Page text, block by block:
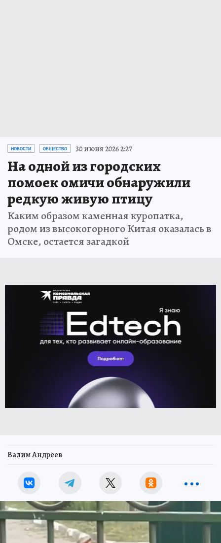
НОВОСТИ ОБЩЕСТВО 30 июня 2026 2:27
На одной из городских
помоек омичи обнаружили
редкую живую птицу
Каким образом каменная куропатка,
родом из высокогорного Китая оказалась в
Омске, остается загадкой
Вадим Андреев